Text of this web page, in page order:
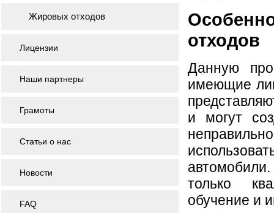
отходов
Данную
имеющие
и могут
только
обучение и
Жировых отходов
Лицензии
Наши партнеры
Грамоты
Статьи о нас
Новости
FAQ